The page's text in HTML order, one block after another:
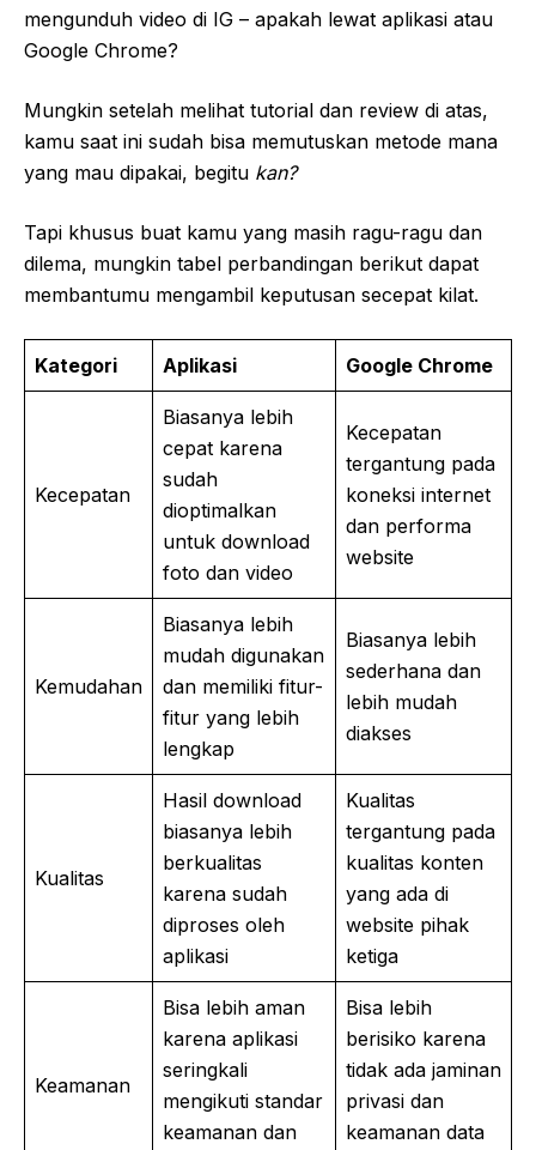
mengunduh video di IG – apakah lewat aplikasi atau
Google Chrome?
Mungkin setelah melihat tutorial dan review di atas,
kamu saat ini sudah bisa memutuskan metode mana
yang mau dipakai, begitu kan?
Tapi khusus buat kamu yang masih ragu-ragu dan
dilema, mungkin tabel perbandingan berikut dapat
membantumu mengambil keputusan secepat kilat.
Kategori Aplikasi Google Chrome
Kecepatan
Biasanya lebih
cepat karena
sudah
dioptimalkan
untuk download
foto dan video
Kecepatan
tergantung pada
koneksi internet
dan performa
website
Kemudahan
Biasanya lebih
mudah digunakan
dan memiliki fitur-
fitur yang lebih
lengkap
Biasanya lebih
sederhana dan
lebih mudah
diakses
Kualitas
Hasil download
biasanya lebih
berkualitas
karena sudah
diproses oleh
aplikasi
Kualitas
tergantung pada
kualitas konten
yang ada di
website pihak
ketiga
Keamanan
Bisa lebih aman
karena aplikasi
seringkali
mengikuti standar
keamanan dan
Bisa lebih
berisiko karena
tidak ada jaminan
privasi dan
keamanan data